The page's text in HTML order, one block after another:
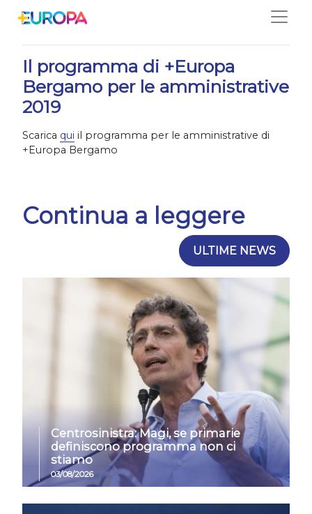
06/05/2019
Il programma di +Europa
Bergamo per le amministrative
2019
Scarica qui il programma per le amministrative di
+Europa Bergamo
Continua a leggere
ULTIME NEWS
Centrosinistra: Magi, se primarie
definiscono programma non ci
stiamo
03/08/2026